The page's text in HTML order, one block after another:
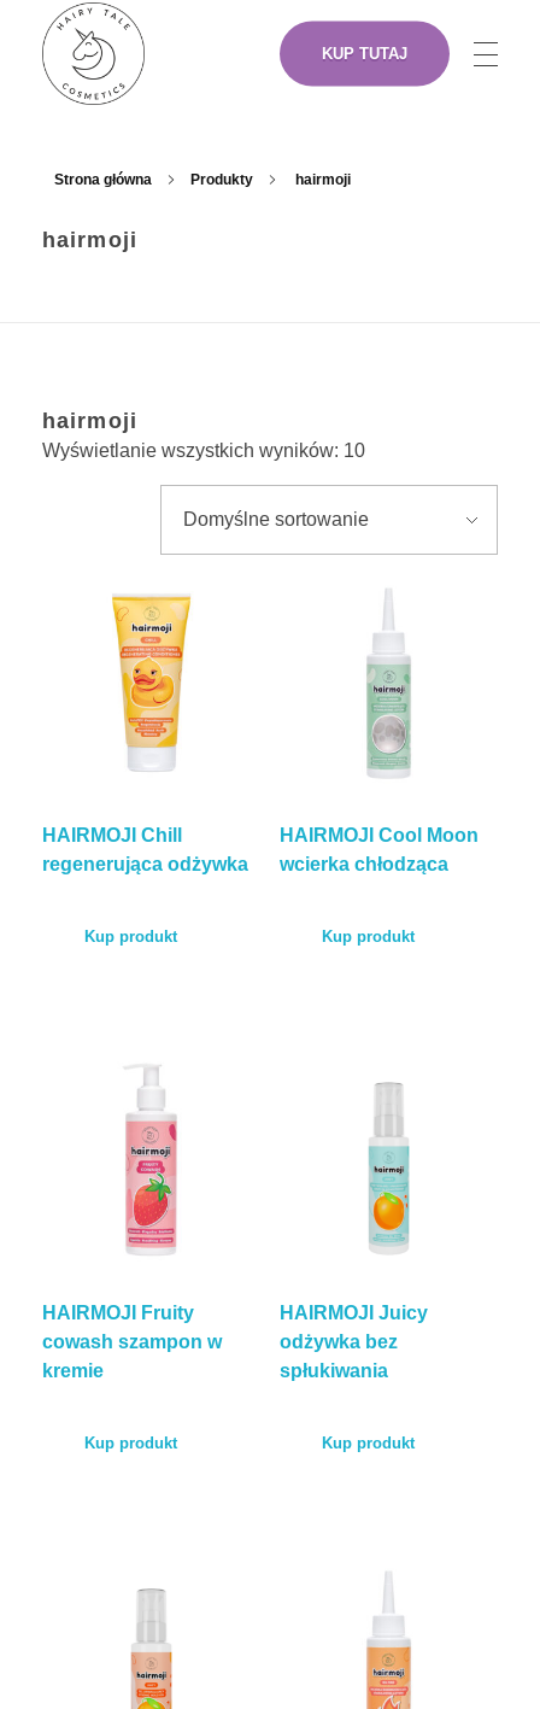
Hairy Tale Cosmetics
KUP TUTAJ
O NAS
GDZIE KUPIĆ
KONTAKT
TEST POROWATOŚCI
Strona główna Produkty hairmoji
hairmoji
hairmoji
Wyświetlanie wszystkich wyników: 10
HAIRMOJI Chill
regenerująca odżywka
Kup produkt
HAIRMOJI Cool Moon
wcierka chłodząca
Kup produkt
HAIRMOJI Fruity
cowash szampon w
kremie
Kup produkt
HAIRMOJI Juicy
odżywka bez
spłukiwania
Kup produkt